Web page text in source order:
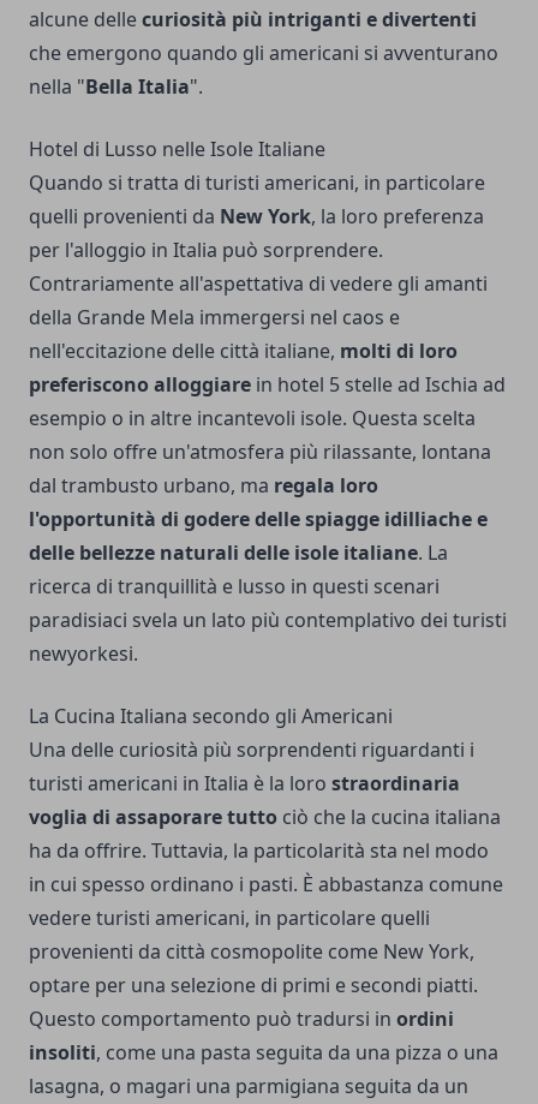
alcune dellecuriosità più intriganti e divertenti
che emergono quando gli americani si avventurano
nella "Bella Italia".
Hotel di Lusso nelle Isole Italiane
Quando si tratta di turisti americani, in particolare
quelli provenienti da New York, la loro preferenza
per l'alloggio in Italia può sorprendere.
Contrariamente all'aspettativa di vedere gli amanti
della Grande Mela immergersi nel caos e
nell'eccitazione delle città italiane, molti di loro
preferiscono alloggiare in hotel 5 stelle ad Ischia ad
esempio o in altre incantevoli isole. Questa scelta
non solo offre un'atmosfera più rilassante, lontana
dal trambusto urbano, ma regala loro
l'opportunità di godere delle spiagge idilliache e
delle bellezze naturali delle isole italiane. La
ricerca di tranquillità e lusso in questi scenari
paradisiaci svela un lato più contemplativo dei turisti
newyorkesi.
La Cucina Italiana secondo gli Americani
Una delle curiosità più sorprendenti riguardanti i
turisti americani in Italia è la loro straordinaria
voglia di assaporare tutto ciò che la cucina italiana
ha da offrire. Tuttavia, la particolarità sta nel modo
in cui spesso ordinano i pasti. È abbastanza comune
vedere turisti americani, in particolare quelli
provenienti da città cosmopolite come New York,
optare per una selezione di primi e secondi piatti.
Questo comportamento può tradursi in ordini
insoliti, come una pasta seguita da una pizza o una
lasagna, o magari una parmigiana seguita da un